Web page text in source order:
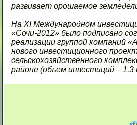
развивает орошаемое
На XI Международном
«Сочи-2012» было подписано
реализации группой компаний
нового инвестиционного
сельскохозяйственного
районе (объем инвестиций – 1,3